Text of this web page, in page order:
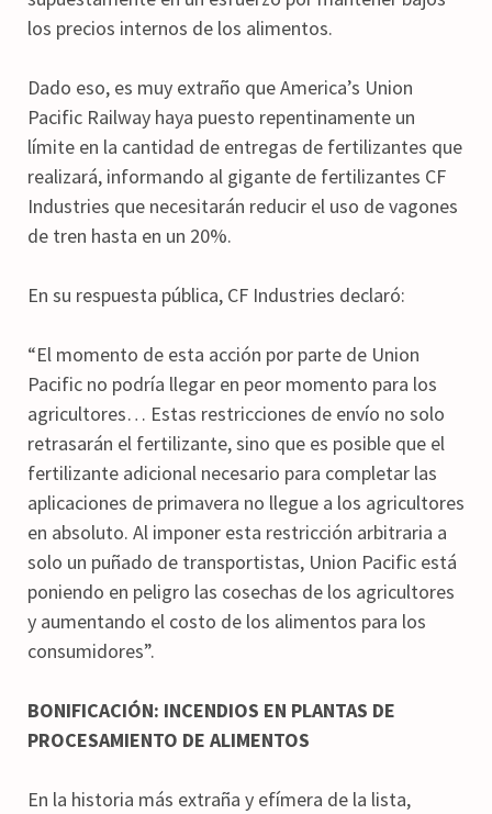
los precios internos de los alimentos.
Dado eso, es muy extraño que America’s Union
Pacific Railway haya puesto repentinamente un
límite en la cantidad de entregas de fertilizantes que
realizará, informando al gigante de fertilizantes CF
Industries que necesitarán reducir el uso de vagones
de tren hasta en un 20%.
En su respuesta pública, CF Industries declaró:
“El momento de esta acción por parte de Union
Pacific no podría llegar en peor momento para los
agricultores… Estas restricciones de envío no solo
retrasarán el fertilizante, sino que es posible que el
fertilizante adicional necesario para completar las
aplicaciones de primavera no llegue a los agricultores
en absoluto. Al imponer esta restricción arbitraria a
solo un puñado de transportistas, Union Pacific está
poniendo en peligro las cosechas de los agricultores
y aumentando el costo de los alimentos para los
consumidores”.
BONIFICACIÓN: INCENDIOS EN PLANTAS DE
PROCESAMIENTO DE ALIMENTOS
En la historia más extraña y efímera de la lista,